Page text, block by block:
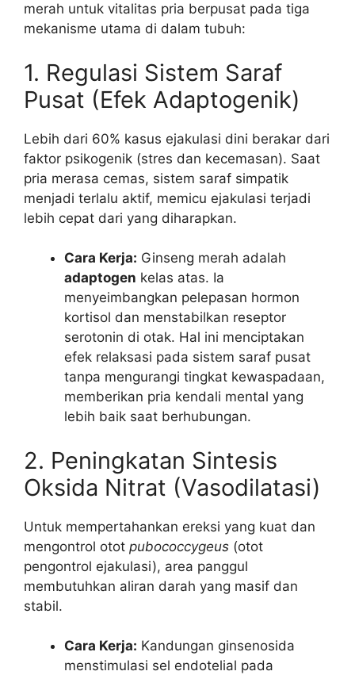
merah untuk vitalitas pria berpusat pada tiga
mekanisme utama di dalam tubuh:
1. Regulasi Sistem Saraf
Pusat (Efek Adaptogenik)
Lebih dari 60% kasus ejakulasi dini berakar dari
faktor psikogenik (stres dan kecemasan). Saat
pria merasa cemas, sistem saraf simpatik
menjadi terlalu aktif, memicu ejakulasi terjadi
lebih cepat dari yang diharapkan.
Cara Kerja: Ginseng merah adalah
adaptogen kelas atas. Ia
menyeimbangkan pelepasan hormon
kortisol dan menstabilkan reseptor
serotonin di otak. Hal ini menciptakan
efek relaksasi pada sistem saraf pusat
tanpa mengurangi tingkat kewaspadaan,
memberikan pria kendali mental yang
lebih baik saat berhubungan.
2. Peningkatan Sintesis
Oksida Nitrat (Vasodilatasi)
Untuk mempertahankan ereksi yang kuat dan
mengontrol otot pubococcygeus (otot
pengontrol ejakulasi), area panggul
membutuhkan aliran darah yang masif dan
stabil.
Cara Kerja: Kandungan ginsenosida
menstimulasi sel endotelial pada